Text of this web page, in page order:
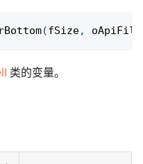
(fSize, oApiFill
类的变量。